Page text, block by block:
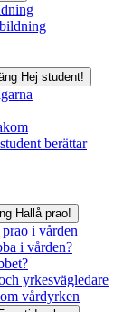
Hej student!
berättar
Hallå prao!
i vården
i vården?
yrkesvägledare
vårdyrken